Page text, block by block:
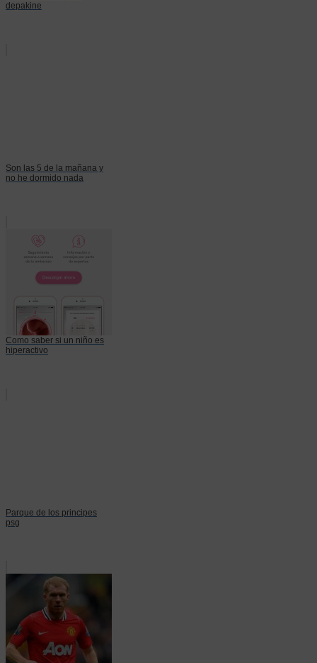
depakine
Son las 5 de la mañana y
no he dormido nada
Como saber si un niño es
hiperactivo
Parque de los principes
psg